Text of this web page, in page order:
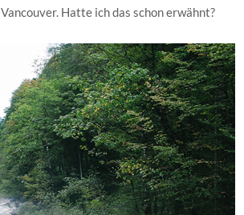
Hatte ich das schon erwähnt?